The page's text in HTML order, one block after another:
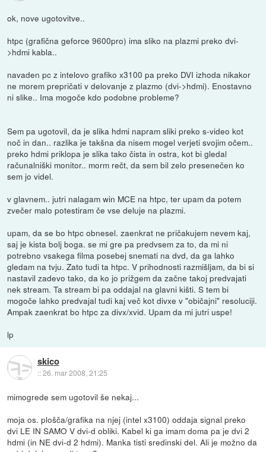
ok, nove ugotovitve..
htpc (grafična geforce 9600pro) ima sliko na plazmi preko dvi-
>hdmi kabla..
navaden pc z intelovo grafiko x3100 pa preko DVI izhoda nikakor
ne morem prepričati v delovanje z plazmo (dvi->hdmi). Enostavno
ni slike.. Ima mogoče kdo podobne probleme?
Sem pa ugotovil, da je slika hdmi napram sliki preko s-video kot
noč in dan.. razlika je takšna da nisem mogel verjeti svojim očem..
preko hdmi priklopa je slika tako čista in ostra, kot bi gledal
računalniški monitor.. morm rečt, da sem bil zelo presenečen ko
sem jo videl.
v glavnem.. jutri nalagam win MCE na htpc, ter upam da potem
zvečer malo potestiram če vse deluje na plazmi.
upam, da se bo htpc obnesel. zaenkrat ne pričakujem nevem kaj,
saj je kista bolj boga. se mi gre pa predvsem za to, da mi ni
potrebno vsakega filma posebej snemati na dvd, da ga lahko
gledam na tvju. Zato tudi ta htpc. V prihodnosti razmišljam, da bi si
nastavil zadevo tako, da ko jo prižgem da začne takoj predvajati
nek stream. Ta stream bi pa oddajal na glavni kišti. S tem bi
mogoče lahko predvajal tudi kaj več kot divxe v "običajni" resoluciji.
Ampak zaenkrat bo htpc za divx/xvid. Upam da mi jutri uspe!
lp
skico
::26. mar 2008, 21:25
mimogrede sem ugotovil še nekaj...
moja os. plošča/grafika na njej (intel x3100) oddaja signal preko
dvi LE IN SAMO V dvi-d obliki. Kabel ki ga imam doma pa je dvi 2
hdmi (in NE dvi-d 2 hdmi). Manka tisti sredinski del. Ali je možno da